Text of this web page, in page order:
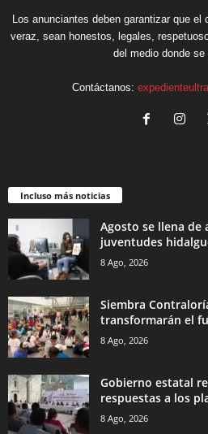
Los anunciantes deben garantizar que
veraz, sean honestos, legales,
del medio donde se
Contáctanos:
Incluso más noticias
Agosto se llena de
juventudes
8 Ago, 2026
Siembra
transformarán el
8 Ago, 2026
Gobierno estatal
respuestas a los
8 Ago, 2026